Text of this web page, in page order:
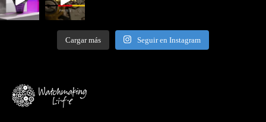
Cargar más Seguir en Instagram